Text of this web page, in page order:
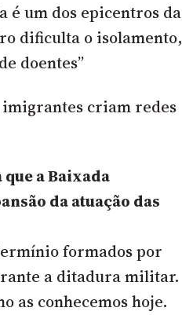
é um dos epicentros da
dificulta o isolamento,
doentes”
criam redes
a Baixada
da atuação das
formados por
a ditadura militar.
as conhecemos hoje.